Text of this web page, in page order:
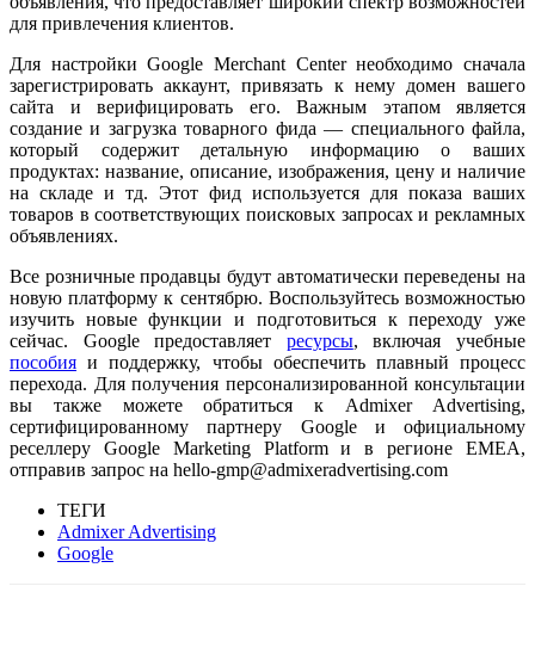
для привлечения клиентов.
Для настройки Google Merchant Center необходимо сначала
зарегистрировать аккаунт, привязать к нему домен вашего
сайта и верифицировать его. Важным этапом является
создание и загрузка товарного фида — специального файла,
который содержит детальную информацию о ваших
продуктах: название, описание, изображения, цену и наличие
на складе и тд. Этот фид используется для показа ваших
товаров в соответствующих поисковых запросах и рекламных
объявлениях.
Все розничные продавцы будут автоматически переведены на
новую платформу к сентябрю. Воспользуйтесь возможностью
изучить новые функции и подготовиться к переходу уже
сейчас. Google предоставляет ресурсы, включая учебные
пособия и поддержку, чтобы обеспечить плавный процесс
перехода. Для получения персонализированной консультации
вы также можете обратиться к Admixer Advertising,
сертифицированному партнеру Google и официальному
реселлеру Google Marketing Platform и в регионе EMEA,
отправив запрос на hello-gmp@admixeradvertising.com
ТЕГИ
Admixer Advertising
Google